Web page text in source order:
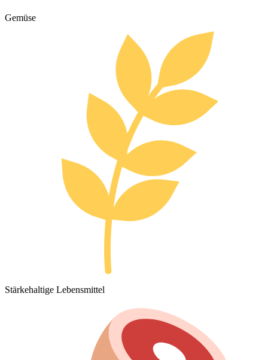
Gemüse
Stärkehaltige Lebensmittel